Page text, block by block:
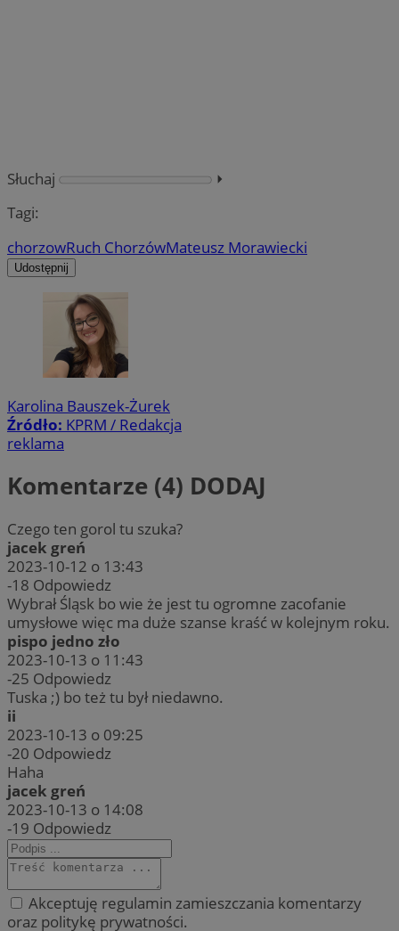
Słuchaj
⏵︎
Tagi:
chorzowRuch ChorzówMateusz Morawiecki
Udostępnij
Karolina Bauszek-Żurek
Źródło: KPRM / Redakcja
reklama
Komentarze (4) DODAJ
Czego ten gorol tu szuka?
jacek greń
2023-10-12 o 13:43
-18 Odpowiedz
Wybrał Śląsk bo wie że jest tu ogromne zacofanie
umysłowe więc ma duże szanse kraść w kolejnym roku.
pispo jedno zło
2023-10-13 o 11:43
-25 Odpowiedz
Tuska ;) bo też tu był niedawno.
ii
2023-10-13 o 09:25
-20 Odpowiedz
Haha
jacek greń
2023-10-13 o 14:08
-19 Odpowiedz
Akceptuję regulamin zamieszczania komentarzy
oraz politykę prywatności.